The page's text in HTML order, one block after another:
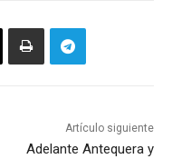
Artículo siguiente
Adelante Antequera y